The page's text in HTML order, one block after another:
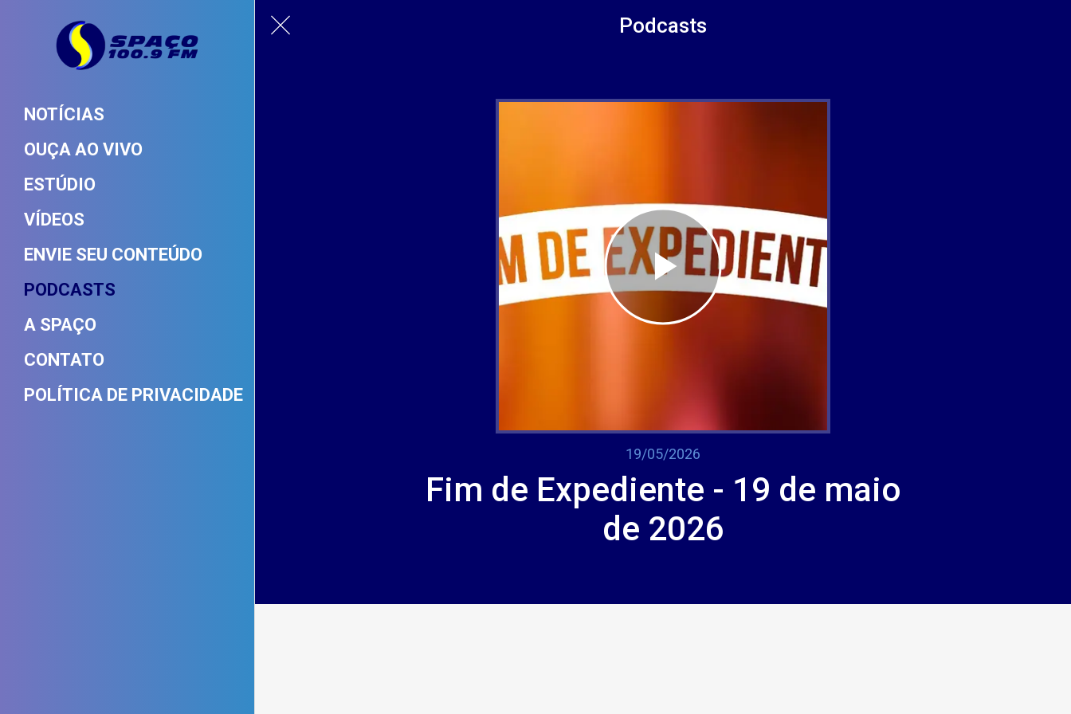
NOTÍCIAS
OUÇA AO VIVO
ESTÚDIO
VÍDEOS
ENVIE SEU CONTEÚDO
PODCASTS
A SPAÇO
CONTATO
POLÍTICA DE PRIVACIDADE
Podcasts
19/05/2026
Fim de Expediente - 19 de maio
de 2026